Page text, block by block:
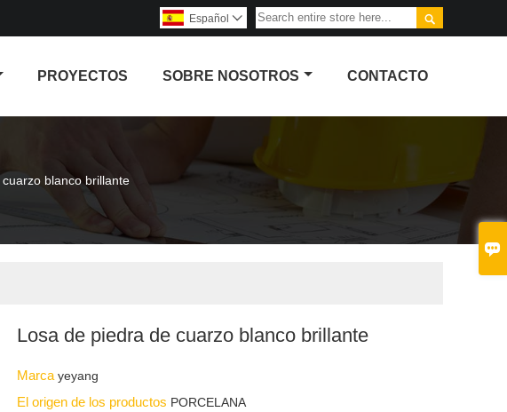


Español 
PROYECTOS SOBRE NOSOTROS CONTACTO
blanco brillante
Losa de piedra de cuarzo blanco brillante
Marcayeyang
El origen de los productos PORCELANA